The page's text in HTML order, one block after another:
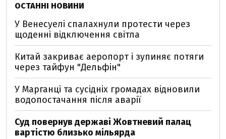
ОСТАННІ НОВИНИ
У Венесуелі спалахнули протести через
щоденні відключення світла
Китай закриває аеропорт і зупиняє потяги
через тайфун "Дельфін"
У Марганці та сусідніх громадах відновили
водопостачання після аварії
Суд повернув державі Жовтневий палац
вартістю близько мільярда